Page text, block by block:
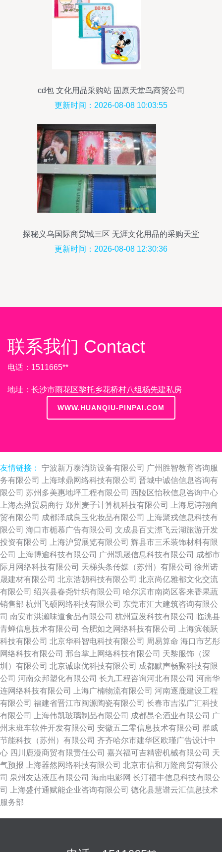
cd包 文化用品采购站 固原天堂鸟商贸公司
更新时间：2026-08-08 10:03:55
探秘义乌国际商贸城三区 无涯文化用品的采购天堂
更新时间：2026-08-08 12:30:36
联系我们 Contact
电话：1511665**
地址：长沙市雨花区黎托乡花桥村八组杨先建私房
WWW.HUANQIU-PINPAI.COM
友情链接： 宁波新万泰消防设备有限公司 广州胜智教育咨询服
务有限公司
上海球鼎网络科技有限公司 晋城中诚信信息咨询有
限公司 苏州多美惠地坪工程有限公司 西陵区怡秋信息咨询中心
上海杰拗贸易商行 郑州麦子计算机科技有限公司
上海尼诗翔商
贸有限公司 成都泽成良玉化妆品有限公司
上海聚戎信息科技有
限公司 海口市栀慕广告有限公司 文成县百丈漈飞云湖旅游开发
投资有限公司
上海沪贸展览有限公司 辉县市三禾装饰材料有限
公司
上海博逾科技有限公司 广州凯晟信息科技有限公司 成都市
际月网络科技有限公司 天梯头条传媒（苏州）有限公司 徐州诺
晟建材有限公司 北京浩朝科技有限公司 北京尚亿雅都文化交流
有限公司 绍兴县春尧针织有限公司 哈尔滨市南岗区客来香果蔬
销售部 杭州飞硕网络科技有限公司 东莞市汇大建筑咨询有限公
司 南安市洪濑味道食品有限公司 杭州宣发科技有限公司 临洮县
青蝉信息技术有限公司 合肥如之网络科技有限公司
上海滨领跃
科技有限公司 北京华科智电科技有限公司 周易算命 海口市艺彤
网络科技有限公司 邢台掌上网络科技有限公司 天黎服饰（深
圳）有限公司 北京诚康优科技有限公司 成都默声畅聚科技有限
公司 河南众邦塑化有限公司 长九工程咨询河北有限公司 河南华
连网络科技有限公司
上海广楠物流有限公司 河南逐鹿建设工程
有限公司 福建省晋江市闽源陶瓷有限公司 长春市吉泓广汇科技
有限公司
上海伟凯玻璃制品有限公司 成都昆仑酒业有限公司 广
州末班车软件开发有限公司 安徽五二零信息技术有限公司 群威
节能科技（苏州）有限公司 齐齐哈尔市建华区欧瑾广告设计中
心 四川鹿漫商贸有限责任公司 嘉兴福可吉精密机械有限公司 天
气预报
上海器然网络科技有限公司 北京市信和万隆商贸有限公
司 泉州友达液压有限公司 海南电影网 长汀福丰信息科技有限公
司
上海盛付通赋能企业咨询有限公司 德化县慧谱云汇信息技术
服务部